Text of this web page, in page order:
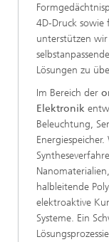
4D-Druck sowie
unterstützen
Lösungen zu
Im Bereich der
Elektronik
Beleuchtung,
halbleitende
elektroaktive
Systeme. Ein